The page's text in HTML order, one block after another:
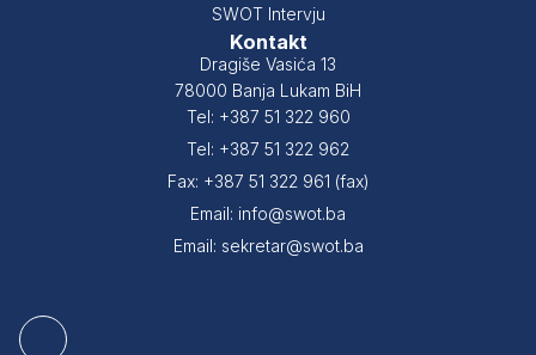
SWOT Intervju
Kontakt
Dragiše Vasića 13
78000 Banja Lukam BiH
Tel: +387 51 322 960
Tel: +387 51 322 962
Fax: +387 51 322 961 (fax)
Email: info@swot.ba
Email: sekretar@swot.ba